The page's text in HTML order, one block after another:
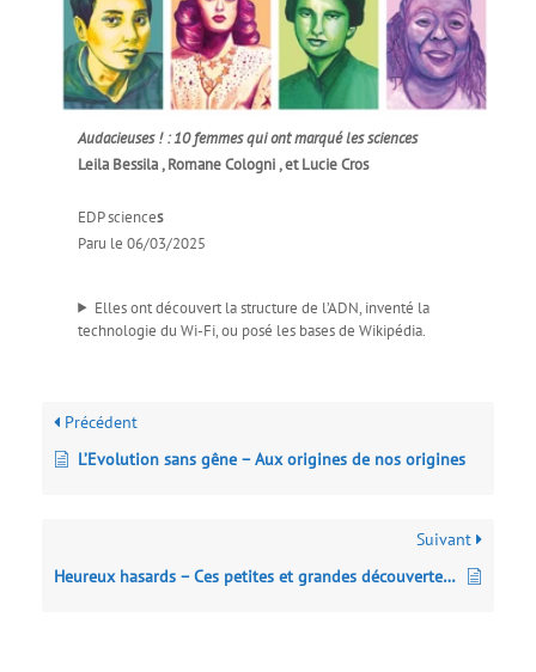
Audacieuses ! : 10 femmes qui ont marqué les sciences
Leila Bessila , Romane Cologni , et Lucie Cros
EDP sciences
Paru le 06/03/2025
Elles ont découvert la structure de l’ADN, inventé la
technologie du Wi-Fi, ou posé les bases de Wikipédia.
Précédent
L’Evolution sans gêne – Aux origines de nos origines
Suivant
Heureux hasards – Ces petites et grandes découvertes accidentelles qui ont changé le monde